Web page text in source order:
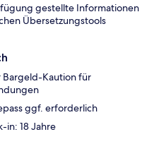
gestellte Informationen
Übersetzungstools
Bargeld-Kaution für
ggf. erforderlich
in: 18 Jahre